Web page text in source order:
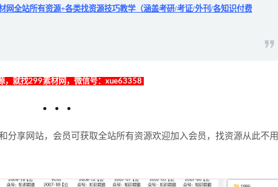
网全站所有资源+各类找资源技巧教学（涵盖考研/考证/外刊/各知识付费
，就找299素材网，微信号：xue63358
分享网站，会员可获取全站所有资源欢迎加入会员，找资源从此不用